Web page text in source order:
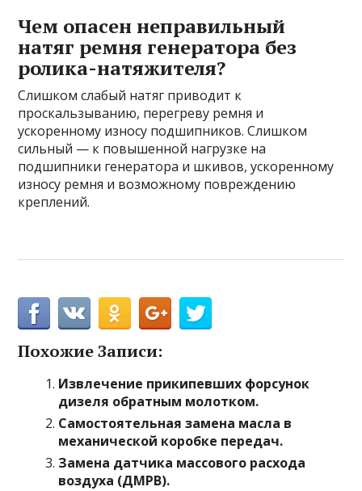
Чем опасен неправильный
натяг ремня генератора без
ролика-натяжителя?
Слишком слабый натяг приводит к
проскальзыванию, перегреву ремня и
ускоренному износу подшипников. Слишком
сильный — к повышенной нагрузке на
подшипники генератора и шкивов, ускоренному
износу ремня и возможному повреждению
креплений.
Похожие Записи:
Извлечение прикипевших форсунок
дизеля обратным молотком.
Самостоятельная замена масла в
механической коробке передач.
Замена датчика массового расхода
воздуха (ДМРВ).